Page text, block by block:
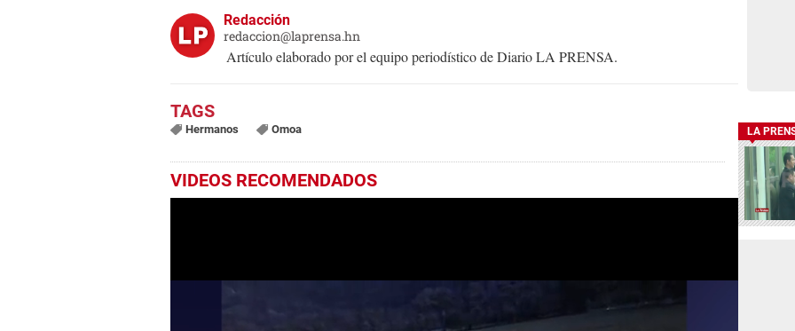
Redacción
redaccion@laprensa.hn
Artículo elaborado por el equipo periodístico de Diario LA PRENSA.
Hermanos Omoa
VIDEOS RECOMENDADOS
LA